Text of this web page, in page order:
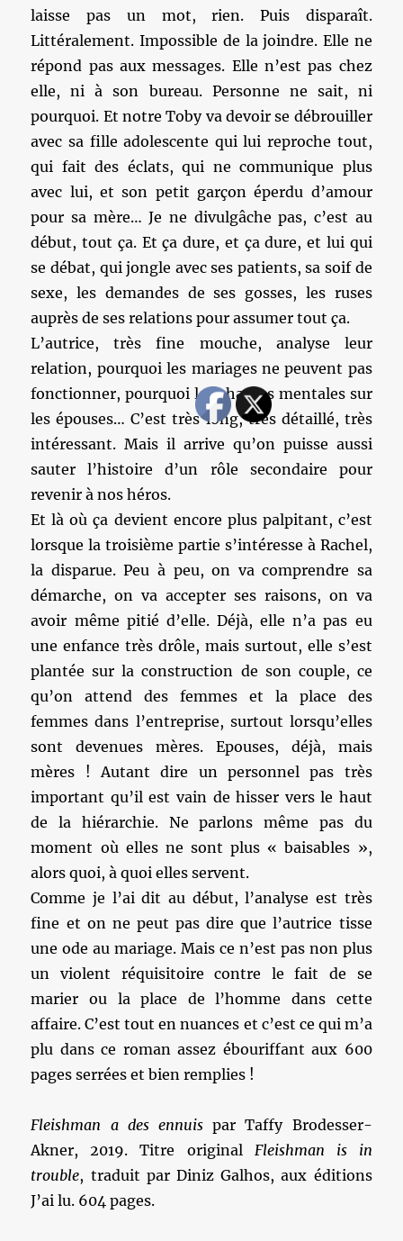
laisse pas un mot, rien. Puis disparaît.
Littéralement. Impossible de la joindre. Elle ne
répond pas aux messages. Elle n’est pas chez
elle, ni à son bureau. Personne ne sait, ni
pourquoi. Et notre Toby va devoir se débrouiller
avec sa fille adolescente qui lui reproche tout,
qui fait des éclats, qui ne communique plus
avec lui, et son petit garçon éperdu d’amour
pour sa mère… Je ne divulgâche pas, c’est au
début, tout ça. Et ça dure, et ça dure, et lui qui
se débat, qui jongle avec ses patients, sa soif de
sexe, les demandes de ses gosses, les ruses
auprès de ses relations pour assumer tout ça.
L’autrice, très fine mouche, analyse leur
relation, pourquoi les mariages ne peuvent pas
fonctionner, pourquoi les charges mentales sur
les épouses… C’est très long, très détaillé, très
intéressant. Mais il arrive qu’on puisse aussi
sauter l’histoire d’un rôle secondaire pour
revenir à nos héros.
Et là où ça devient encore plus palpitant, c’est
lorsque la troisième partie s’intéresse à Rachel,
la disparue. Peu à peu, on va comprendre sa
démarche, on va accepter ses raisons, on va
avoir même pitié d’elle. Déjà, elle n’a pas eu
une enfance très drôle, mais surtout, elle s’est
plantée sur la construction de son couple, ce
qu’on attend des femmes et la place des
femmes dans l’entreprise, surtout lorsqu’elles
sont devenues mères. Epouses, déjà, mais
mères ! Autant dire un personnel pas très
important qu’il est vain de hisser vers le haut
de la hiérarchie. Ne parlons même pas du
moment où elles ne sont plus « baisables »,
alors quoi, à quoi elles servent.
Comme je l’ai dit au début, l’analyse est très
fine et on ne peut pas dire que l’autrice tisse
une ode au mariage. Mais ce n’est pas non plus
un violent réquisitoire contre le fait de se
marier ou la place de l’homme dans cette
affaire. C’est tout en nuances et c’est ce qui m’a
plu dans ce roman assez ébouriffant aux 600
pages serrées et bien remplies !
Fleishman a des ennuispar Taffy Brodesser-
Akner, 2019. Titre original Fleishman is in
trouble, traduit par Diniz Galhos, aux éditions
J’ai lu. 604 pages.